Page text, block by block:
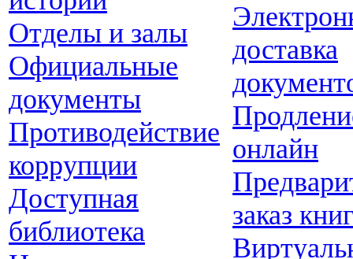
Отделы и залы
Официальные
документы
Противодействие
коррупции
Доступная
библиотека
доставка
онлайн
заказ